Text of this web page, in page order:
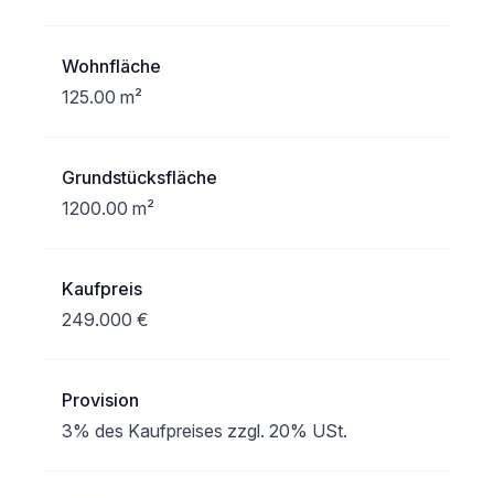
Wohnfläche
125.00 m²
Grundstücksfläche
1200.00 m²
Kaufpreis
249.000 €
Provision
3% des Kaufpreises zzgl. 20% USt.